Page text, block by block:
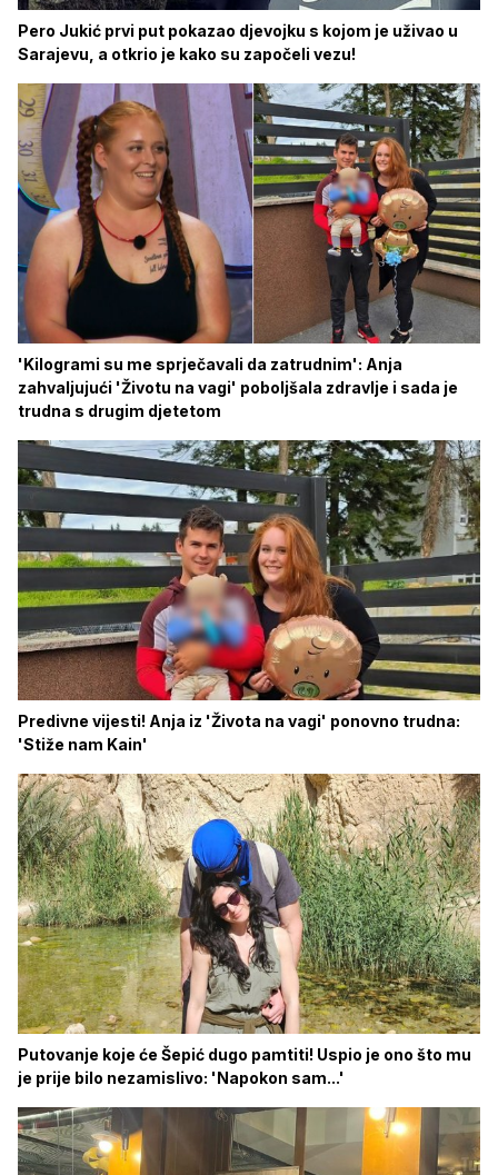
Pero Jukić prvi put pokazao djevojku s kojom je uživao u
Sarajevu, a otkrio je kako su započeli vezu!
'Kilogrami su me sprječavali da zatrudnim': Anja
zahvaljujući 'Životu na vagi' poboljšala zdravlje i sada je
trudna s drugim djetetom
Predivne vijesti! Anja iz 'Života na vagi' ponovno trudna:
'Stiže nam Kain'
Putovanje koje će Šepić dugo pamtiti! Uspio je ono što mu
je prije bilo nezamislivo: 'Napokon sam...'